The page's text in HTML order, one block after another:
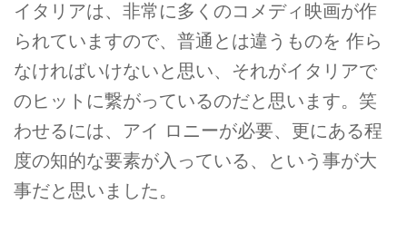
イタリアは、非常に多くのコメディ映画が作
られていますので、普通とは違うものを 作ら
なければいけないと思い、それがイタリアで
のヒットに繋がっているのだと思います。笑
わせるには、アイ ロニーが必要、更にある程
度の知的な要素が入っている、という事が大
事だと思いました。